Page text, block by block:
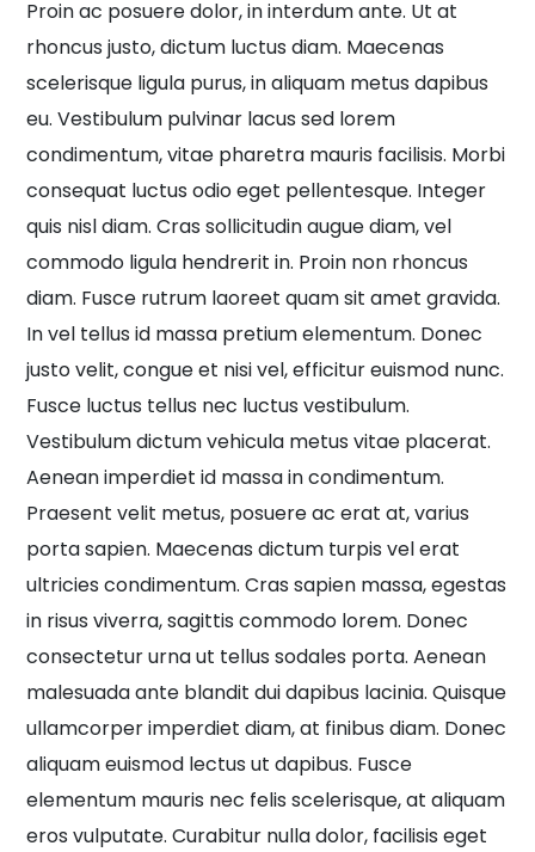
Proin ac posuere dolor, in interdum ante. Ut at
rhoncus justo, dictum luctus diam. Maecenas
scelerisque ligula purus, in aliquam metus dapibus
eu. Vestibulum pulvinar lacus sed lorem
condimentum, vitae pharetra mauris facilisis. Morbi
consequat luctus odio eget pellentesque. Integer
quis nisl diam. Cras sollicitudin augue diam, vel
commodo ligula hendrerit in. Proin non rhoncus
diam. Fusce rutrum laoreet quam sit amet gravida.
In vel tellus id massa pretium elementum. Donec
justo velit, congue et nisi vel, efficitur euismod nunc.
Fusce luctus tellus nec luctus vestibulum.
Vestibulum dictum vehicula metus vitae placerat.
Aenean imperdiet id massa in condimentum.
Praesent velit metus, posuere ac erat at, varius
porta sapien. Maecenas dictum turpis vel erat
ultricies condimentum. Cras sapien massa, egestas
in risus viverra, sagittis commodo lorem. Donec
consectetur urna ut tellus sodales porta. Aenean
malesuada ante blandit dui dapibus lacinia. Quisque
ullamcorper imperdiet diam, at finibus diam. Donec
aliquam euismod lectus ut dapibus. Fusce
elementum mauris nec felis scelerisque, at aliquam
eros vulputate. Curabitur nulla dolor, facilisis eget